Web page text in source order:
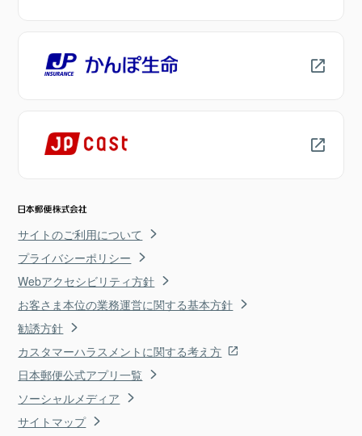
サイトのご利用について
プライバシーポリシー
Webアクセシビリティ方針
お客さま本位の業務運営に関する基本方針
勧誘方針
カスタマーハラスメントに関する考え方
日本郵便公式アプリ一覧
ソーシャルメディア
サイトマップ